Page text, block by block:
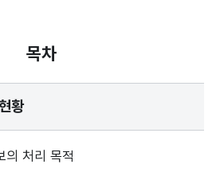
목차
황
의 처리 목적